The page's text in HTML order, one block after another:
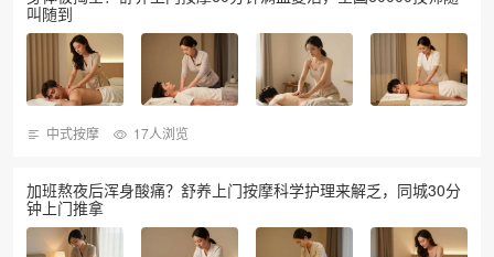
叫随到
中式按摩 17人浏览
加班熬夜后浑身酸痛？舒养上门按摩科学护理来解乏，同城30分
钟上门推拿